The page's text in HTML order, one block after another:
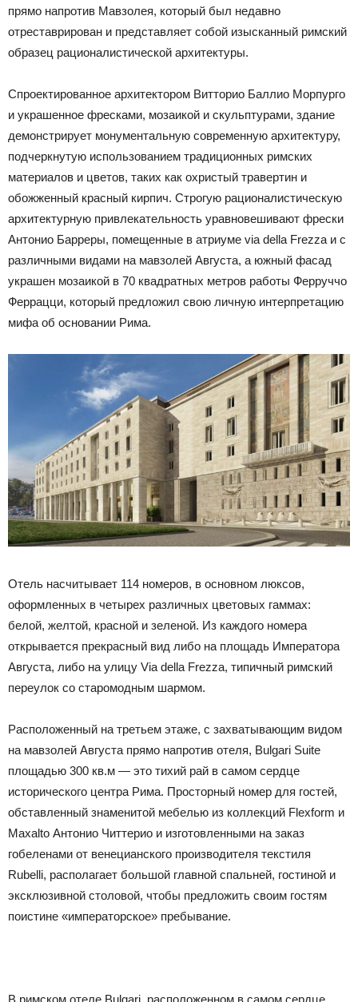
прямо напротив Мавзолея, который был недавно
отреставрирован и представляет собой изысканный римский
образец рационалистической архитектуры.
Спроектированное архитектором Витторио Баллио Морпурго
и украшенное фресками, мозаикой и скульптурами, здание
демонстрирует монументальную современную архитектуру,
подчеркнутую использованием традиционных римских
материалов и цветов, таких как охристый травертин и
обожженный красный кирпич. Строгую рационалистическую
архитектурную привлекательность уравновешивают фрески
Антонио Барреры, помещенные в атриуме via della Frezza и с
различными видами на мавзолей Августа, а южный фасад
украшен мозаикой в 70 квадратных метров работы Ферруччо
Феррацци, который предложил свою личную интерпретацию
мифа об основании Рима.
Отель насчитывает 114 номеров, в основном люксов,
оформленных в четырех различных цветовых гаммах:
белой, желтой, красной и зеленой. Из каждого номера
открывается прекрасный вид либо на площадь Императора
Августа, либо на улицу Via della Frezza, типичный римский
переулок со старомодным шармом.
Расположенный на третьем этаже, с захватывающим видом
на мавзолей Августа прямо напротив отеля, Bulgari Suite
площадью 300 кв.м — это тихий рай в самом сердце
исторического центра Рима. Просторный номер для гостей,
обставленный знаменитой мебелью из коллекций Flexform и
Maxalto Антонио Читтерио и изготовленными на заказ
гобеленами от венецианского производителя текстиля
Rubelli, располагает большой главной спальней, гостиной и
эксклюзивной столовой, чтобы предложить своим гостям
поистине «императорское» пребывание.
В римском отеле Bulgari, расположенном в самом сердце